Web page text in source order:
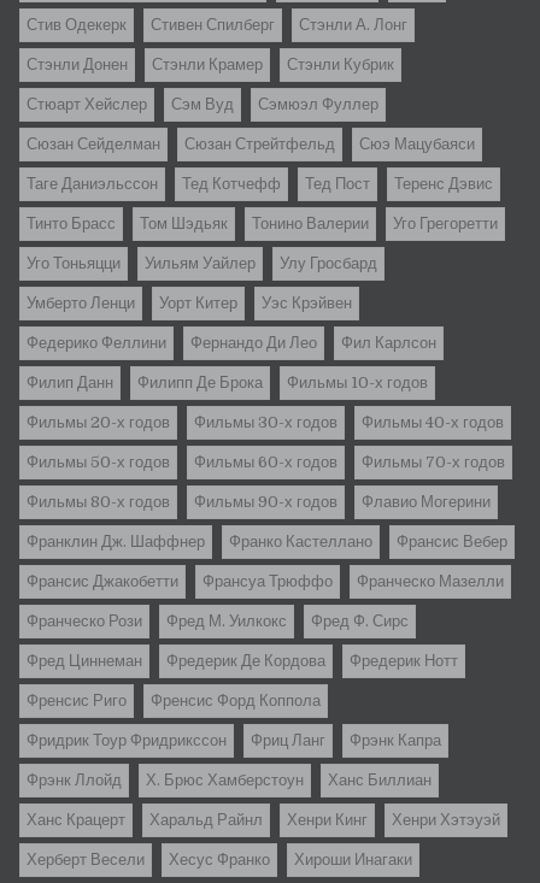
Стив Одекерк Стивен Спилберг Стэнли А. Лонг
Стэнли Донен Стэнли Крамер Стэнли Кубрик
Стюарт Хейслер Сэм Вуд Сэмюэл Фуллер
Сюзан Сейделман Сюзан Стрейтфельд Сюэ Мацубаяси
Таге Даниэльссон Тед Котчефф Тед Пост Теренс Дэвис
Тинто Брасс Том Шэдьяк Тонино Валерии Уго Грегоретти
Уго Тоньяцци Уильям Уайлер Улу Гросбард
Умберто Ленци Уорт Китер Уэс Крэйвен
Федерико Феллини Фернандо Ди Лео Фил Карлсон
Филип Данн Филипп Де Брока Фильмы 10-х годов
Фильмы 20-х годов Фильмы 30-х годов Фильмы 40-х годов
Фильмы 50-х годов Фильмы 60-х годов Фильмы 70-х годов
Фильмы 80-х годов Фильмы 90-х годов Флавио Могерини
Франклин Дж. Шаффнер Франко Кастеллано Франсис Вебер
Франсис Джакобетти Франсуа Трюффо Франческо Мазелли
Франческо Рози Фред М. Уилкокс Фред Ф. Сирс
Фред Циннеман Фредерик Де Кордова Фредерик Нотт
Френсис Риго Френсис Форд Коппола
Фридрик Тоур Фридрикссон Фриц Ланг Фрэнк Капра
Фрэнк Ллойд Х. Брюс Хамберстоун Ханс Биллиан
Ханс Крацерт Харальд Райнл Хенри Кинг Хенри Хэтэуэй
Херберт Весели Хесус Франко Хироши Инагаки